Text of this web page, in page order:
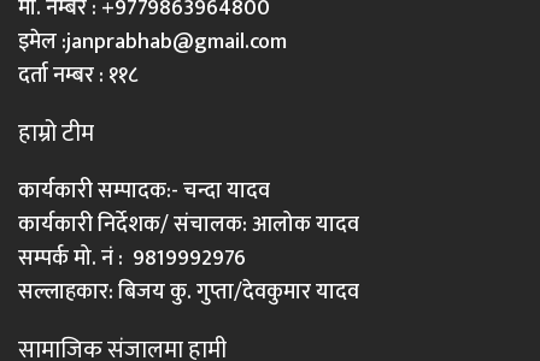
मो. नम्बर : +9779863964800
इमेल :janprabhab@gmail.com
दर्ता नम्बर : ११८
हाम्रो टीम
कार्यकारी सम्पादक:- चन्दा यादव
कार्यकारी निर्देशक/ संचालक: आलोक यादव
सम्पर्क मो. नं : 9819992976
सल्लाहकार: बिजय कु. गुप्ता/देवकुमार यादव
सामाजिक संजालमा हामी